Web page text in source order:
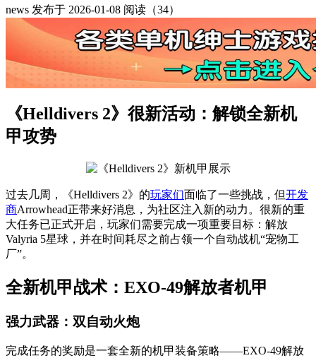
news 发布于 2026-01-08 阅读（34）
《Helldivers 2》很新活动：解锁全新机
甲攻势
过去几周，《Helldivers 2》的玩家们面临了一些挑战，但开发
商Arrowhead正带来好消息，为社区注入新的动力。很新的重
大任务已正式开启，玩家们需要完成一项重要目标：解放
Valyria 5星球，并在时间耗尽之前占领一个自动战机“宠物工
厂”。
全新机甲战术：EXO-49解放者机甲
强力武器：双自动火炮
完成任务的奖励是一套全新的机甲装备策略——EXO-49解放